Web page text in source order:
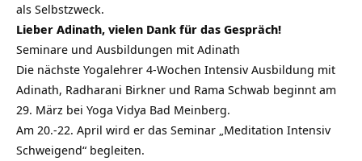
als Selbstzweck.
Lieber Adinath, vielen Dank für das Gespräch!
Seminare und Ausbildungen mit Adinath
Die nächste Yogalehrer 4-Wochen Intensiv Ausbildung mit
Adinath, Radharani Birkner und Rama Schwab beginnt am
29. März bei Yoga Vidya Bad Meinberg.
Am 20.-22. April wird er das Seminar „Meditation Intensiv
Schweigend“ begleiten.